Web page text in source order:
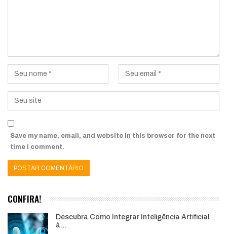
Save my name, email, and website in this browser for the next
time I comment.
CONFIRA!
Descubra Como Integrar Inteligência Artificial
à…